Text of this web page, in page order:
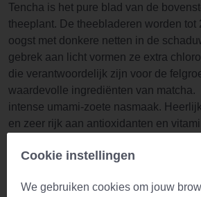
Tencha is het pure blad van de
theeplant. De theebladeren worden tot
oogst met donkere netten in de
gebrek aan licht vormen ze extra
die verantwoordelijk zijn voor de
waardevolle ingrediënten van matcha.
intense umami-zoete nasmaak.
en zeer rijk aan antioxidanten en
theebladeren eenmaal zijn geplukt,
poeder.
Cookie instellingen
We gebruiken cookies om jouw